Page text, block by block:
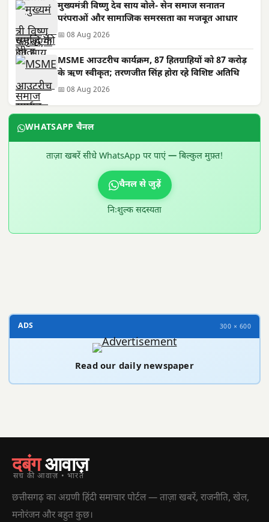
मुख्यमंत्री विष्णु देव साय बोले- सेन समाज सनातन
परंपराओं और सामाजिक समरसता का मजबूत आधार
📅 08 Aug 2026
MSME आउटरीच कार्यक्रम, 87 हितग्राहियों को 87 करोड़
के ऋण स्वीकृत; तरणजीत सिंह होरा रहे विशिष्ट अतिथि
📅 08 Aug 2026
WHATSAPP चैनल
ताज़ा खबरें सीधे WhatsApp पर पाएं — बिल्कुल मुफ़्त!
चैनल से जुड़ें
निःशुल्क सदस्यता
ADS 300 × 600
Read our daily newspaper
दबंगआवाज़
सच की आवाज़ • भारत
छत्तीसगढ़ का अग्रणी हिंदी समाचार पोर्टल — ताज़ा खबरें, राजनीति, खेल,
मनोरंजन और बहुत कुछ।